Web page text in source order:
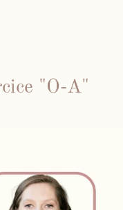
"O-A"